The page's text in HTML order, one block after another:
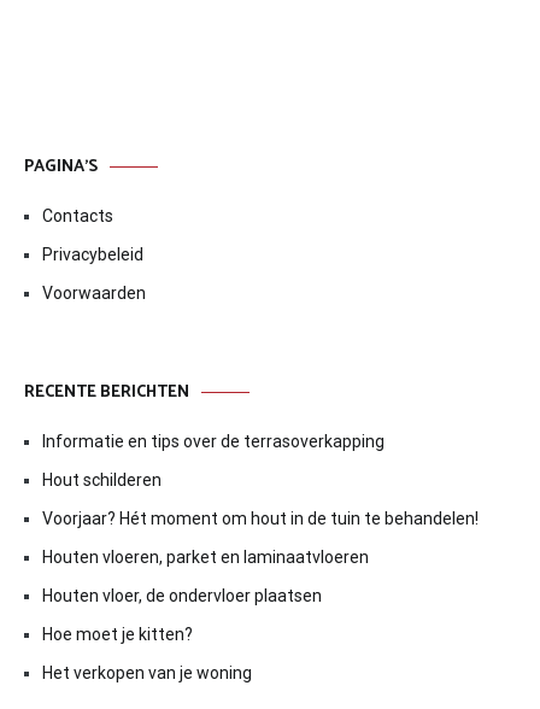
PAGINA’S
Contacts
Privacybeleid
Voorwaarden
RECENTE BERICHTEN
Informatie en tips over de terrasoverkapping
Hout schilderen
Voorjaar? Hét moment om hout in de tuin te behandelen!
Houten vloeren, parket en laminaatvloeren
Houten vloer, de ondervloer plaatsen
Hoe moet je kitten?
Het verkopen van je woning